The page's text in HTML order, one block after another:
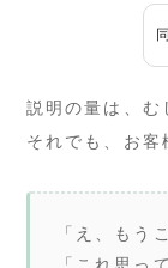
説明の量は、む
それでも、お客
「え、もう
「これ思っ